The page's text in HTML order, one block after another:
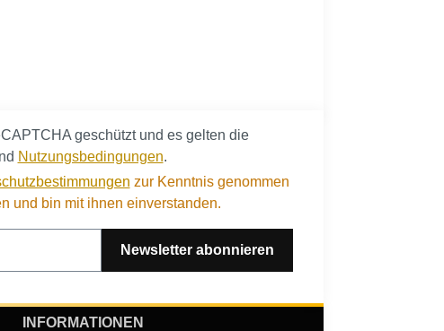
geschützt und es gelten die
Nutzungsbedingungen.
zur Kenntnis genommen
und bin mit ihnen einverstanden.
Newsletter abonnieren
INFORMATIONEN